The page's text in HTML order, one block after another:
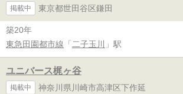
掲載中 東京都世田谷区鎌田
築20年
東急田園都市線 「 二子玉川 」駅
ユニバース梶ヶ谷
掲載中 神奈川県川崎市高津区下作延